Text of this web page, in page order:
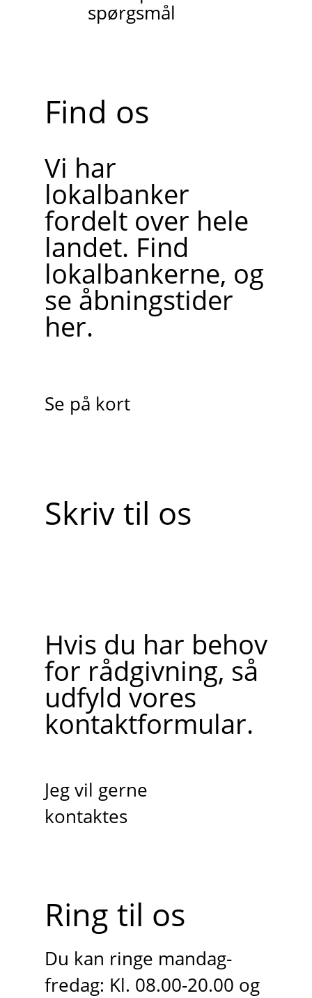
spørgsmål
Find os
Vi har
lokalbanker
fordelt over hele
landet. Find
lokalbankerne, og
se åbningstider
her.
Se på kort
Skriv til os
Hvis du har behov
for rådgivning, så
udfyld vores
kontaktformular.
Jeg vil gerne
kontaktes
Ring til os
Du kan ringe mandag-
fredag: Kl. 08.00-20.00 og